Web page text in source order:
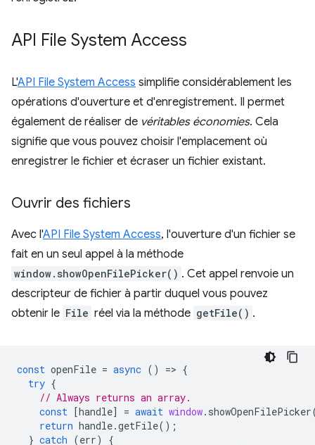
API File System Access
L'API File System Access simplifie considérablement les
opérations d'ouverture et d'enregistrement. Il permet
également de réaliser de véritables économies. Cela
signifie que vous pouvez choisir l'emplacement où
enregistrer le fichier et écraser un fichier existant.
Ouvrir des fichiers
Avec l'API File System Access, l'ouverture d'un fichier se
fait en un seul appel à la méthode
window.showOpenFilePicker() . Cet appel renvoie un
descripteur de fichier à partir duquel vous pouvez
obtenir le File réel via la méthode getFile() .
const openFile = async () => {
try {
// Always returns an array.
const [handle] = await window. showOpenFilePicker
return handle.getFile();
} catch (err)
{